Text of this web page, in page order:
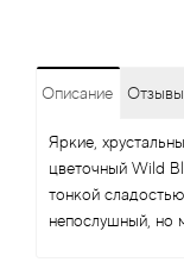
Описание
Яркие,
цветочный Wild
тонкой
непослушный, но